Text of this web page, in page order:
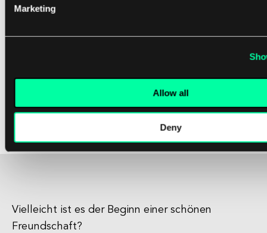
Marketing
Allow all
Deny
geeigneter Sicherheitsmaßnahmen können
Cyberangriffen schützen und ihre sensiblen
Vielleicht ist es der Beginn einer schönen
Freundschaft?